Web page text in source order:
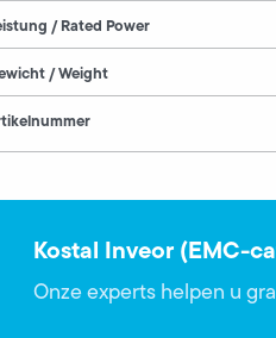
/ Rated Power
/ Weight
Kostal Inveor (EMC-
Onze experts helpen u